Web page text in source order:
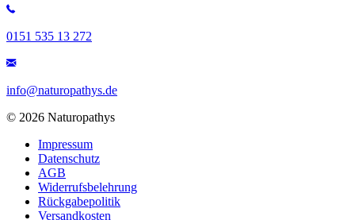
0151 535 13 272
info@naturopathys.de
© 2026 Naturopathys
Impressum
Datenschutz
AGB
Widerrufsbelehrung
Rückgabepolitik
Versandkosten